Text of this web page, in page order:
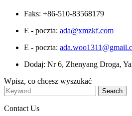
Faks: +86-510-83568179
E - poczta: ada@xmzkf.com
E - poczta:
Dodaj: Nr 6, Zhenyang Droga,
Wpisz, co chcesz wyszukać
Contact Us